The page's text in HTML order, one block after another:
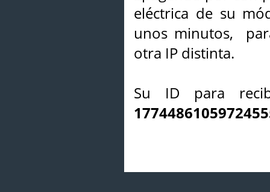
eléctrica de su
unos minutos,
otra IP distinta.
Su ID para